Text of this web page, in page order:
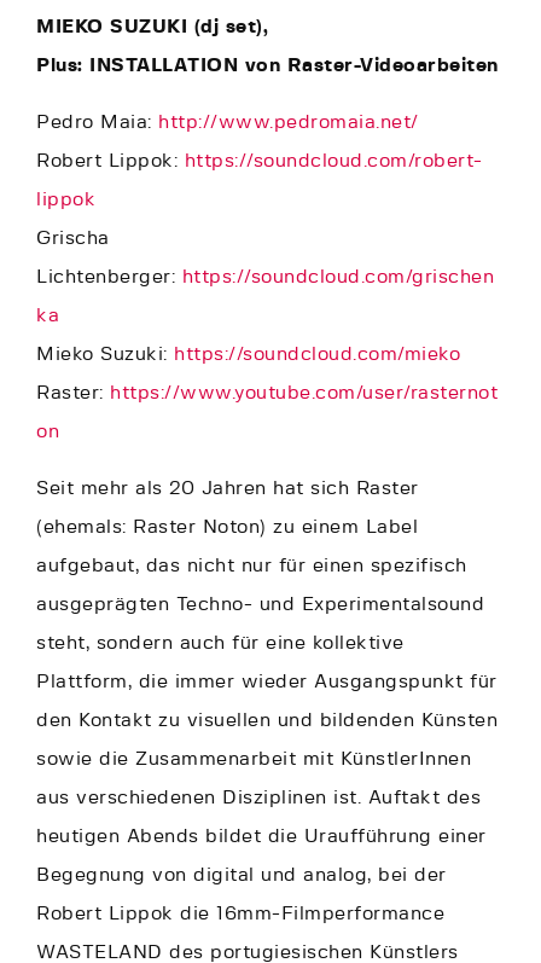
MIEKO SUZUKI (dj set),
Plus: INSTALLATION von Raster-Videoarbeiten
Pedro Maia: http://www.pedromaia.net/
Robert Lippok: https://soundcloud.com/robert-
lippok
Grischa
Lichtenberger: https://soundcloud.com/grischen
ka
Mieko Suzuki: https://soundcloud.com/mieko
Raster: https://www.youtube.com/user/rasternot
on
Seit mehr als 20 Jahren hat sich Raster
(ehemals: Raster Noton) zu einem Label
aufgebaut, das nicht nur für einen spezifisch
ausgeprägten Techno- und Experimentalsound
steht, sondern auch für eine kollektive
Plattform, die immer wieder Ausgangspunkt für
den Kontakt zu visuellen und bildenden Künsten
sowie die Zusammenarbeit mit KünstlerInnen
aus verschiedenen Disziplinen ist. Auftakt des
heutigen Abends bildet die Uraufführung einer
Begegnung von digital und analog, bei der
Robert Lippok die 16mm-Filmperformance
WASTELAND des portugiesischen Künstlers